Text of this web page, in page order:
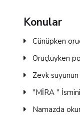
Konular
Cünüpken
Oruçluyken
Zevk
"MİRA "
Namazda